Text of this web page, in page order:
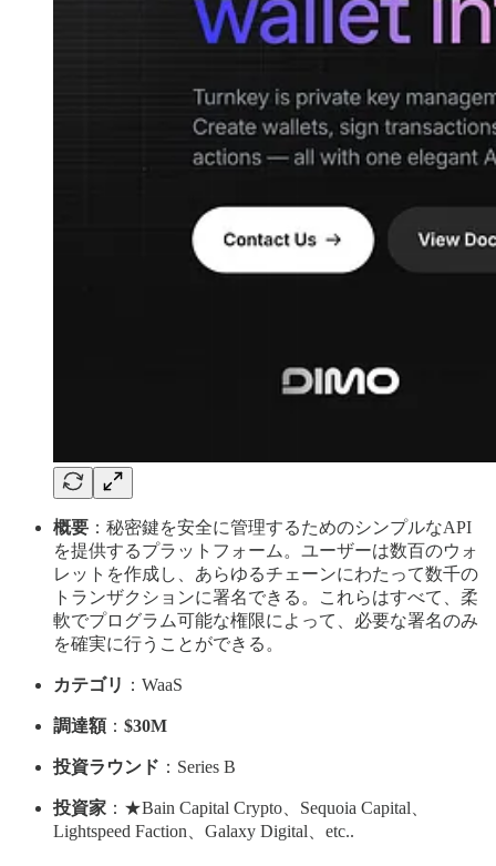
概要 ：秘密鍵を安全に管理するためのシンプルなAPI
を提供するプラットフォーム。ユーザーは数百のウォ
レットを作成し、あらゆるチェーンにわたって数千の
トランザクションに署名できる。これらはすべて、柔
軟でプログラム可能な権限によって、必要な署名のみ
を確実に行うことができる。
カテゴリ ：WaaS
調達額： $30M
投資ラウンド ：Series B
投資家 ：★Bain Capital Crypto、Sequoia Capital、
Lightspeed Faction、Galaxy Digital、etc..